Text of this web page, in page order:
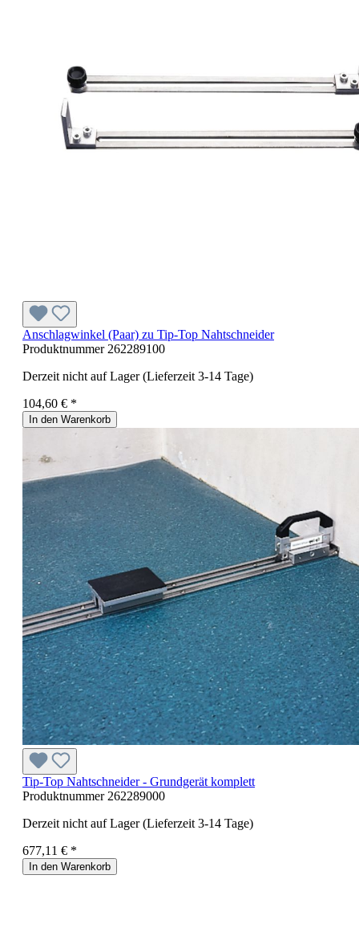
Anschlagwinkel (Paar) zu Tip-Top Nahtschneider
Produktnummer 262289100
Derzeit nicht auf Lager (Lieferzeit 3-14 Tage)
104,60 € *
In den Warenkorb
Tip-Top Nahtschneider - Grundgerät komplett
Produktnummer 262289000
Derzeit nicht auf Lager (Lieferzeit 3-14 Tage)
677,11 € *
In den Warenkorb